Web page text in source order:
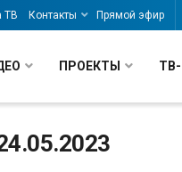
ТВ Контакты Прямой эфир
ПРОЕКТЫ